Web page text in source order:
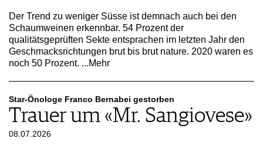
Der Trend zu weniger Süsse ist demnach auch bei den
Schaumweinen erkennbar. 54 Prozent der
qualitätsgeprüften Sekte entsprachen im letzten Jahr den
Geschmacksrichtungen brut bis brut nature. 2020 waren es
noch 50 Prozent. ...Mehr
Star-Önologe Franco Bernabei gestorben
Trauer um «Mr. Sangiovese»
08.07.2026